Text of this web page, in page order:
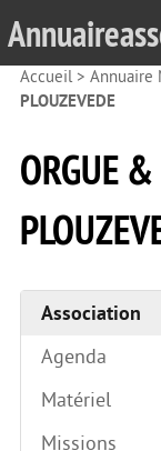
Accueil> Annuaire
PLOUZEVEDE
ORGUE
Association
Agenda
Matériel
Missions